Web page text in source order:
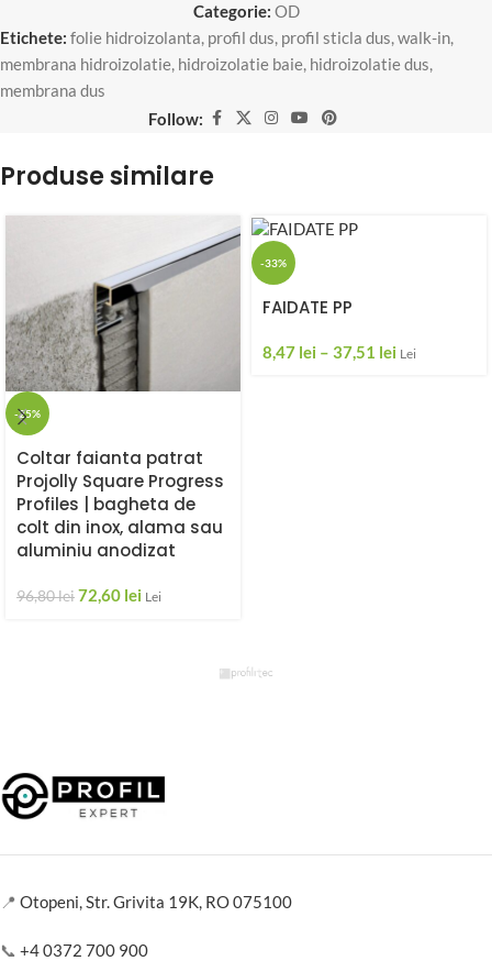
Categorie: OD
Etichete: folie hidroizolanta, profil dus, profil sticla dus,walk-in,
membrana hidroizolatie, hidroizolatie baie, hidroizolatie dus,
membrana dus
Follow:
Produse similare
-25%
Coltar faianta patrat
Projolly Square Progress
Profiles | bagheta de
colt din inox, alama sau
aluminiu anodizat
96,80lei72,60 lei Lei
-33%
FAIDATE PP
8,47 lei – 37,51 lei Lei
📍 Otopeni, Str. Grivita 19K, RO 075100
📞 +4 0372 700 900